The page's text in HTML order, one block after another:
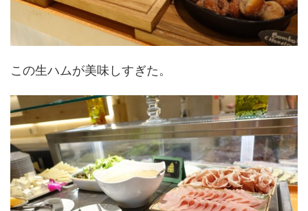
この生ハムが美味しすぎた。